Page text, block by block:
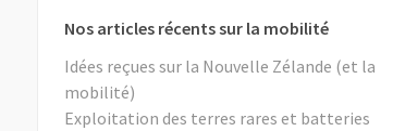
Nos articles récents sur la mobilité
Idées reçues sur la Nouvelle Zélande (et la
mobilité)
Exploitation des terres rares et batteries